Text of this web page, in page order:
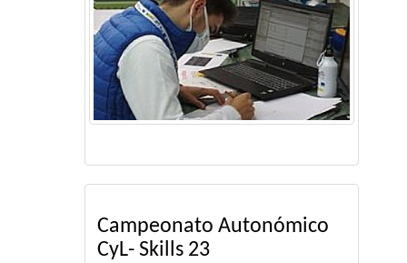
Campeonato Autonómico
CyL- Skills 23